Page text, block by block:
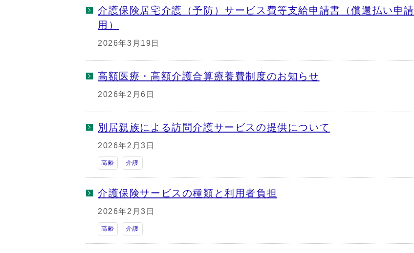
介護保険居宅介護（予防）サービス費等支給申請書（償還払い申請
用）
2026年3月19日
高額医療・高額介護合算療養費制度のお知らせ
2026年2月6日
別居親族による訪問介護サービスの提供について
2026年2月3日
高齢 介護
介護保険サービスの種類と利用者負担
2026年2月3日
高齢 介護